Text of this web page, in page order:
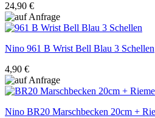
24,90 €
Nino 961 B Wrist Bell Blau 3 Schellen
4,90 €
Nino BR20 Marschbecken 20cm +